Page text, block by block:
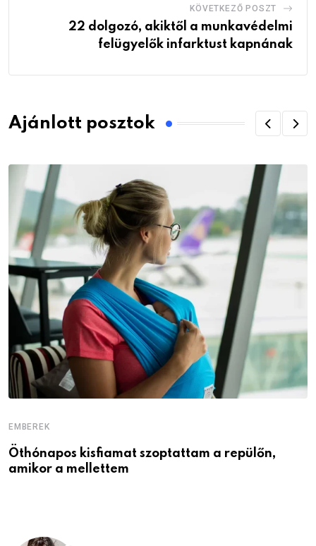
KÖVETKEZŐ POSZT
22 dolgozó, akiktől a munkavédelmi
felügyelők infarktust kapnának
Ajánlott posztok
EMBEREK
Öthónapos kisfiamat szoptattam a repülőn,
amikor a mellettem